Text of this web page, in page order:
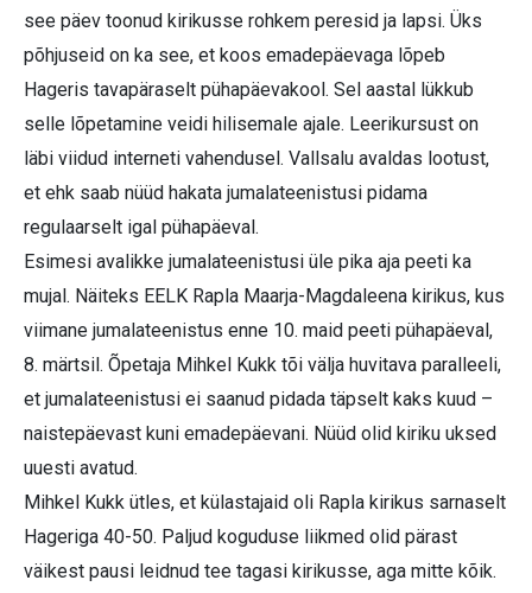
see päev toonud kirikusse rohkem peresid ja lapsi. Üks
põhjuseid on ka see, et koos emadepäevaga lõpeb
Hageris tavapäraselt pühapäevakool. Sel aastal lükkub
selle lõpetamine veidi hilisemale ajale. Leerikursust on
läbi viidud interneti vahendusel. Vallsalu avaldas lootust,
et ehk saab nüüd hakata jumalateenistusi pidama
regulaarselt igal pühapäeval.
Esimesi avalikke jumalateenistusi üle pika aja peeti ka
mujal. Näiteks EELK Rapla Maarja-Magdaleena kirikus, kus
viimane jumalateenistus enne 10. maid peeti pühapäeval,
8. märtsil. Õpetaja Mihkel Kukk tõi välja huvitava paralleeli,
et jumalateenistusi ei saanud pidada täpselt kaks kuud –
naistepäevast kuni emadepäevani. Nüüd olid kiriku uksed
uuesti avatud.
Mihkel Kukk ütles, et külastajaid oli Rapla kirikus sarnaselt
Hageriga 40-50. Paljud koguduse liikmed olid pärast
väikest pausi leidnud tee tagasi kirikusse, aga mitte kõik.